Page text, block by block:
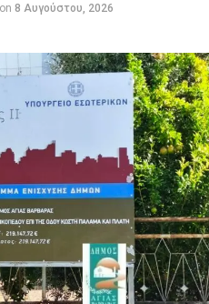
on 8 Αυγούστου, 2026